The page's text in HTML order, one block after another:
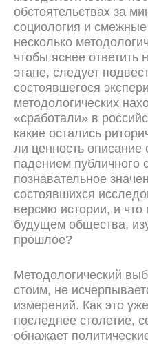
обстоятельствах за
социология и
несколько
чтобы яснее
этапе, следует
состоявшегося
методологических
«сработали» в
какие остались
ли ценность описание
падением публичного
познавательное
состоявшихся
версию истории, и
будущем общества,
прошлое?
Методологический
стоим, не
измерений. Как это
последнее столетие,
обнажает